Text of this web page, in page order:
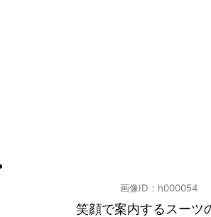
画像ID：h000054
笑顔で案内するスーツ